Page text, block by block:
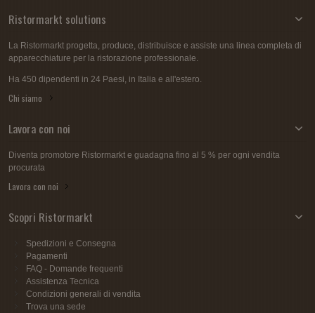
Ristormarkt solutions
La Ristormarkt progetta, produce, distribuisce e assiste una linea completa di
apparecchiature per la ristorazione professionale.
Ha 450 dipendenti in 24 Paesi, in Italia e all'estero.
Chi siamo
Lavora con noi
Diventa promotore Ristormarkt e guadagna fino al 5 % per ogni vendita
procurata
Lavora con noi
Scopri Ristormarkt
Spedizioni e Consegna
Pagamenti
FAQ - Domande frequenti
Assistenza Tecnica
Condizioni generali di vendita
Trova una sede